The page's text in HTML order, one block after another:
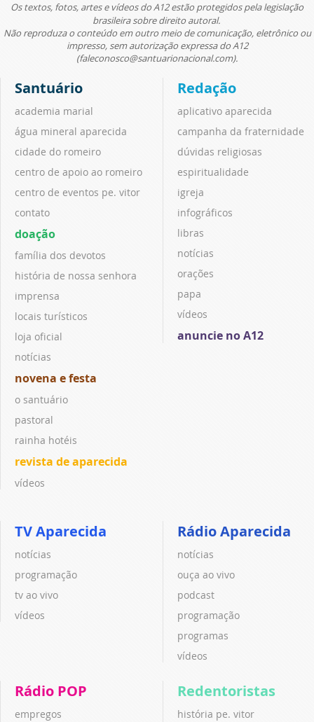
Os textos, fotos, artes e vídeos do A12 estão protegidos pela legislação
brasileira sobre direito autoral.
Não reproduza o conteúdo em outro meio de comunicação, eletrônico ou
impresso, sem autorização expressa do A12
(faleconosco@santuarionacional.com).
Santuário
academia marial
água mineral aparecida
cidade do romeiro
centro de apoio ao romeiro
centro de eventos pe. vitor
contato
doação
família dos devotos
história de nossa senhora
imprensa
locais turísticos
loja oficial
notícias
novena e festa
o santuário
pastoral
rainha hotéis
revista de aparecida
vídeos
Redação
aplicativo aparecida
campanha da fraternidade
dúvidas religiosas
espiritualidade
igreja
infográficos
libras
notícias
orações
papa
vídeos
anuncie no A12
TV Aparecida
notícias
programação
tv ao vivo
vídeos
Rádio Aparecida
notícias
ouça ao vivo
podcast
programação
programas
vídeos
Rádio POP
empregos
Redentoristas
história pe. vitor